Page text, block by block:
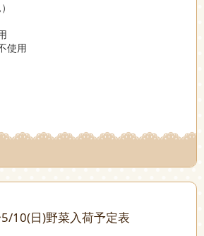
使用
10(日)野菜入荷予定表